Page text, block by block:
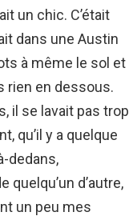
un chic. C’était
dans une Austin
à même le sol et
rien en dessous.
il se lavait pas trop
qu’il y a quelque
dedans,
quelqu’un d’autre,
un peu mes